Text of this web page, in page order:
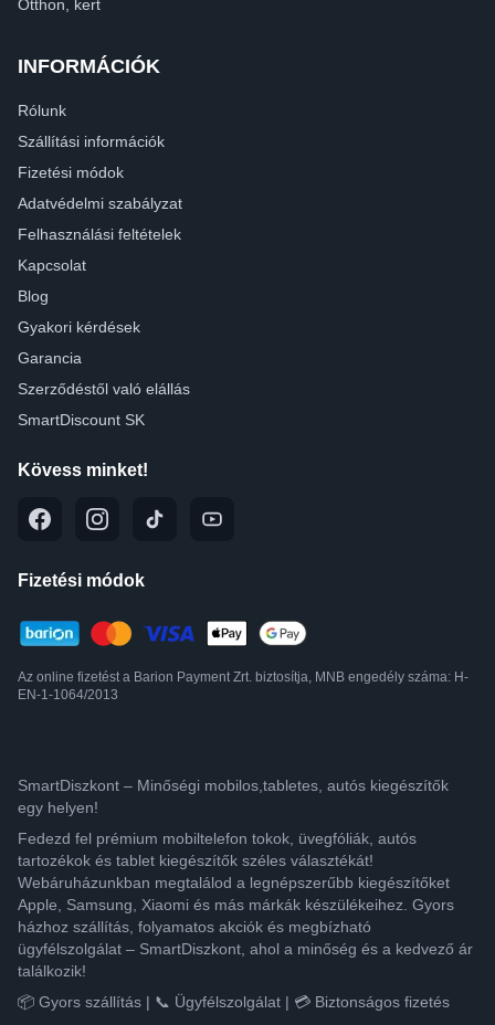
Otthon, kert
INFORMÁCIÓK
Rólunk
Szállítási információk
Fizetési módok
Adatvédelmi szabályzat
Felhasználási feltételek
Kapcsolat
Blog
Gyakori kérdések
Garancia
Szerződéstől való elállás
SmartDiscount SK
Kövess minket!
Fizetési módok
Az online fizetést a Barion Payment Zrt. biztosítja, MNB engedély száma: H-
EN-1-1064/2013
SmartDiszkont – Minőségi mobilos,tabletes, autós kiegészítők
egy helyen!
Fedezd fel prémium mobiltelefon tokok, üvegfóliák, autós
tartozékok és tablet kiegészítők széles választékát!
Webáruházunkban megtalálod a legnépszerűbb kiegészítőket
Apple, Samsung, Xiaomi és más márkák készülékeihez. Gyors
házhoz szállítás, folyamatos akciók és megbízható
ügyfélszolgálat – SmartDiszkont, ahol a minőség és a kedvező ár
találkozik!
📦 Gyors szállítás | 📞 Ügyfélszolgálat | 💳 Biztonságos fizetés